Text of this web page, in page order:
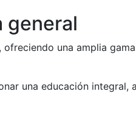
general
una amplia
una educación integral,